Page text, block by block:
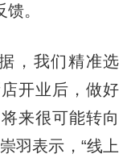
。
，我们精准选
开业后，做好
来很可能转向
羽表示，“线上